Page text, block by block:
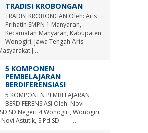
TRADISI KROBONGAN
TRADISI KROBONGAN Oleh: Aris
Prihatin SMPN 1 Manyaran,
Kecamatan Manyaran, Kabupaten
Wonogiri, Jawa Tengah Aris
J...
5 KOMPONEN
PEMBELAJARAN
BERDIFERENSIASI
5 KOMPONEN PEMBELAJARAN
BERDIFERENSIASI Oleh: Novi
SD Negeri 4 Wonogiri, Wonogiri
Novi Astutik, S.Pd.SD ...